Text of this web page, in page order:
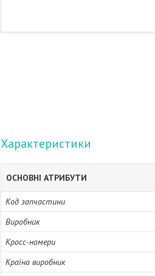
Характеристики
ОСНОВНІ АТРИБУТИ
Код запчастини
Виробник
Кросс-номери
Країна виробник